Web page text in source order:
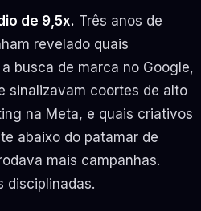
de 9,5x. Três anos de
revelado quais
busca de marca no Google,
sinalizavam coortes de alto
na Meta, e quais criativos
abaixo do patamar de
mais campanhas.
disciplinadas.